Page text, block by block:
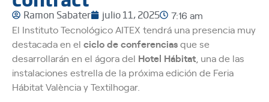
Ramon Sabater julio 11, 2025
7:16 am
El Instituto Tecnológico AITEX tendrá una presencia muy
destacada en el ciclo de conferenciasque se
desarrollarán en el ágora del Hotel Hábitat , una de las
instalaciones estrella de la próxima edición de Feria
Hábitat València y Textilhogar.